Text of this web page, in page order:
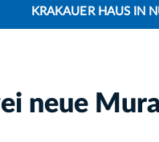
KRAKAUER HAUS IN
neue